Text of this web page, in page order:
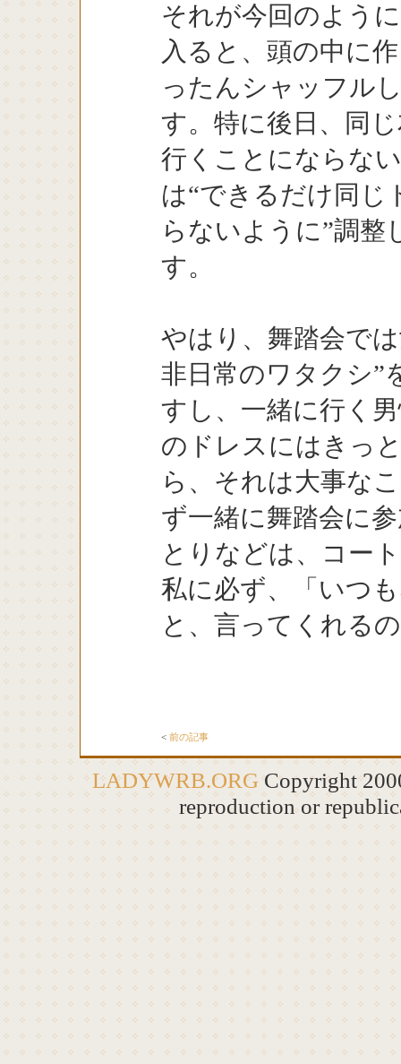
それが今回のよう
入ると、頭の中に
ったんシャッフル
す。特に後日、同
行くことにならな
は“できるだけ同じ
らないように”調
す。
やはり、舞踏会で
非日常のワタクシ”
すし、一緒に行く
のドレスにはきっ
ら、それは大事な
ず一緒に舞踏会に
とりなどは、コー
私に必ず、「いつ
と、言ってくれる
< 前の記事
LADYWRB.ORGCopyright
reproduction or